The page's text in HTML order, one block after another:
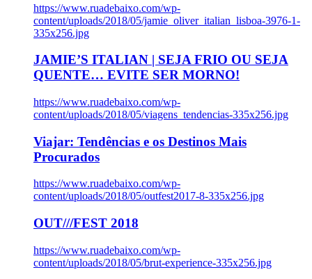
https://www.ruadebaixo.com/wp-
content/uploads/2018/05/jamie_oliver_italian_lisboa-3976-1-
335x256.jpg
JAMIE’S ITALIAN | SEJA FRIO OU SEJA
QUENTE… EVITE SER MORNO!
https://www.ruadebaixo.com/wp-
content/uploads/2018/05/viagens_tendencias-335x256.jpg
Viajar: Tendências e os Destinos Mais
Procurados
https://www.ruadebaixo.com/wp-
content/uploads/2018/05/outfest2017-8-335x256.jpg
OUT///FEST 2018
https://www.ruadebaixo.com/wp-
content/uploads/2018/05/brut-experience-335x256.jpg